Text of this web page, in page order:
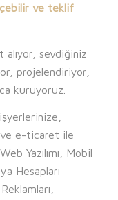
ve teklif
sevdiğiniz
projelendiriyor,
kuruyoruz.
ve e-ticaret ile
Yazılımı, Mobil
Hesapları